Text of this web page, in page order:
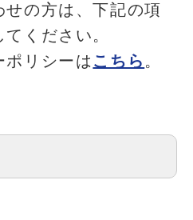
せの方は、下記の項
ください。
ポリシーはこちら 。